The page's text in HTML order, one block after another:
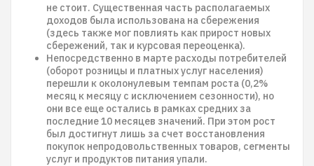
не стоит. Существенная часть располагаемых
доходов была использована на сбережения
(здесь также мог повлиять как прирост новых
сбережений, так и курсовая переоценка).
Непосредственно в марте расходы потребителей
(оборот розницы и платных услуг населения)
перешли к околонулевым темпам роста (0,2%
месяц к месяцу с исключением сезонности), но
они все еще остались в рамках средних за
последние 10 месяцев значений. При этом рост
был достигнут лишь за счет восстановления
покупок непродовольственных товаров, сегменты
услуг и продуктов питания упали.